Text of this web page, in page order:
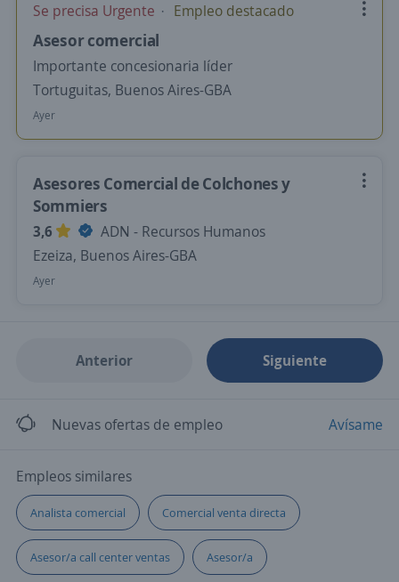
Se precisa Urgente Empleo destacado
Asesor comercial
Importante concesionaria líder
Tortuguitas, Buenos Aires-GBA
Ayer
Asesores Comercial de Colchones y
Sommiers
3,6
ADN - Recursos Humanos
Ezeiza, Buenos Aires-GBA
Ayer
Anterior Siguiente
Nuevas ofertas de empleo Avísame
Empleos similares
Analista comercial Comercial venta directa
Asesor/a call center ventas Asesor/a